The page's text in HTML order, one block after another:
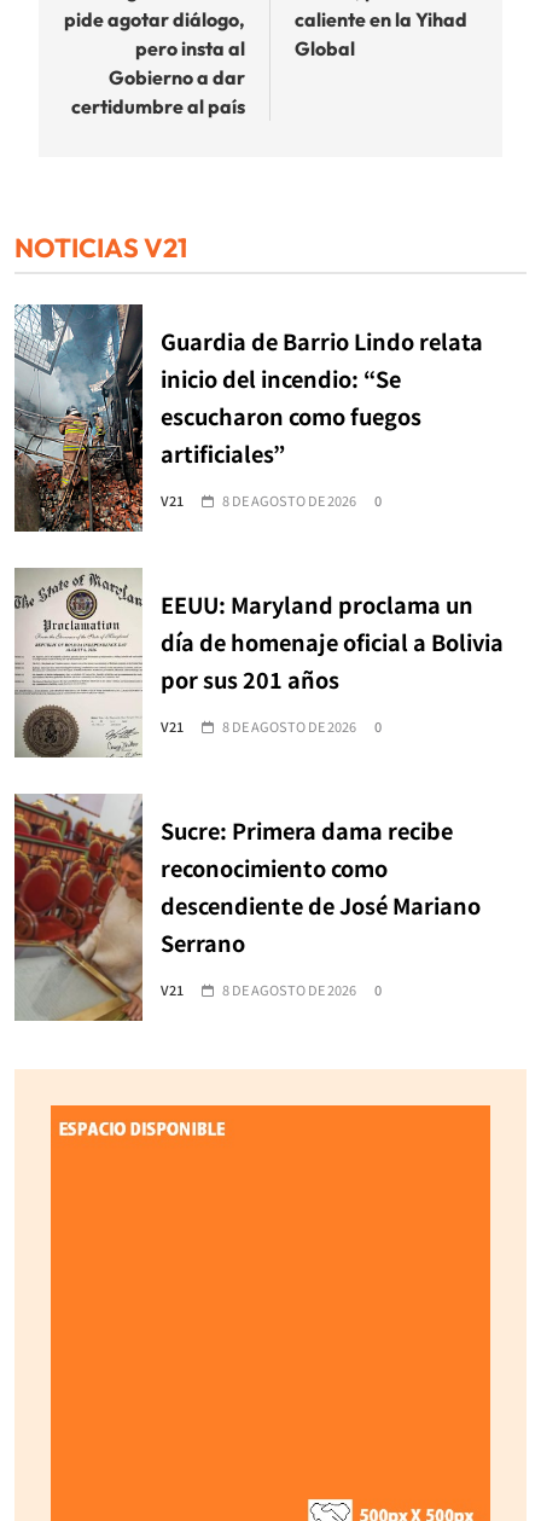
entradas
pide agotar diálogo,
pero insta al
Gobierno a dar
certidumbre al país
caliente en la Yihad
Global
NOTICIAS V21
Guardia de Barrio Lindo relata
inicio del incendio: “Se
escucharon como fuegos
artificiales”
V21 8 DE AGOSTO DE 2026 0
EEUU: Maryland proclama un
día de homenaje oficial a Bolivia
por sus 201 años
V21 8 DE AGOSTO DE 2026 0
Sucre: Primera dama recibe
reconocimiento como
descendiente de José Mariano
Serrano
V21 8 DE AGOSTO DE 2026 0